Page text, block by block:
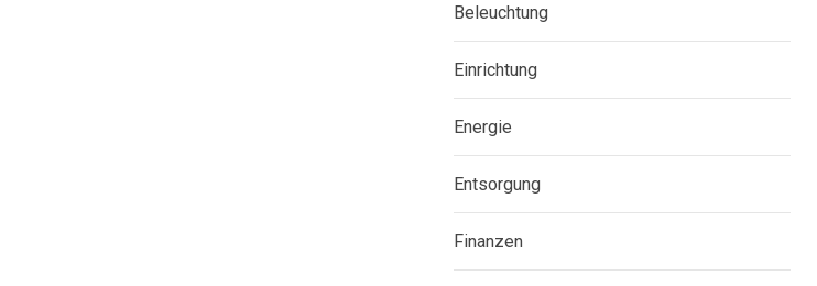
Beleuchtung
Einrichtung
Energie
Entsorgung
Finanzen